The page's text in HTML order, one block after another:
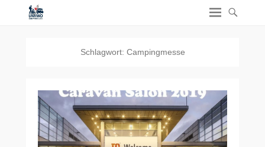
Schlagwort: Campingmesse